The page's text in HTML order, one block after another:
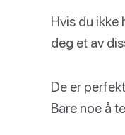
Hvis du ikke
deg et av
De er
Bare noe å